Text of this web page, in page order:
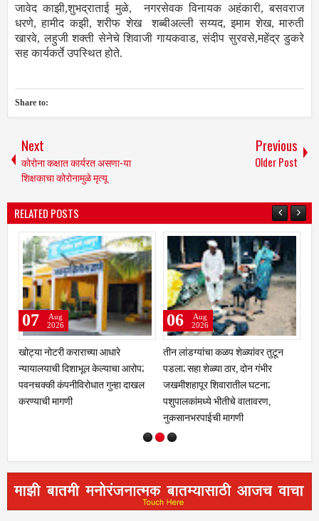
जावेद काझी,शुभद्राताई मुळे, नगरसेवक विनायक अहंकारी, बसवराज
धरणे, हामीद कझी, शरीफ शेख शब्बीअल्ली सय्यद, इमाम शेख, मारुती
खारवे, लहुजी शक्ती सेनेचे शिवाजी गायकवाड, संदीप सुरवसे,महेंद्र डुकरे
सह कार्यकर्ते उपस्थित होते.
Share to:
Next
कोरोना कक्षात कार्यरत असणा-या
शिक्षकाचा कोरोनामुळे मृत्यू
Previous
Older Post
RELATED POSTS
तीन लांडग्यांचा कळप शेळ्यांवर तुटून
पडला; सहा शेळ्या ठार, दोन गंभीर
जखमीशहापूर शिवारातील घटना;
पशुपालकांमध्ये भीतीचे वातावरण,
06
Aug
2026
कर थकबाकीदारांना पालिकेचा अंतिम
इशारा; थकित कर न भरल्यास मालमत्ता
जप्तीची कारवाई ; शासकीय कार्यालयांसह
संस्थांकडे तब्बल ३२ लाखांची थकबाकी
05
Aug
2026